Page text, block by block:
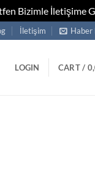
Bizimle İletişime
İletişim Haber
LOGIN CART /